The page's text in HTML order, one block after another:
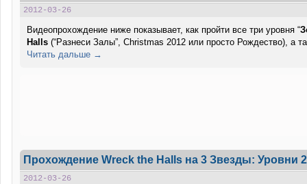
2012-03-26
Видеопрохождение ниже показывает, как пройти все три уровня “
Halls(“Разнеси Залы”, Christmas 2012 или просто Рождество), а
Читать дальше →
Прохождение Wreck the Halls на 3 Звезды: Уровни
2012-03-26